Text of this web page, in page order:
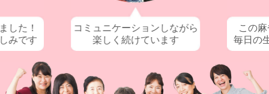
した！
みです
コミュニケーションしながら
楽しく続けています
この
毎日の